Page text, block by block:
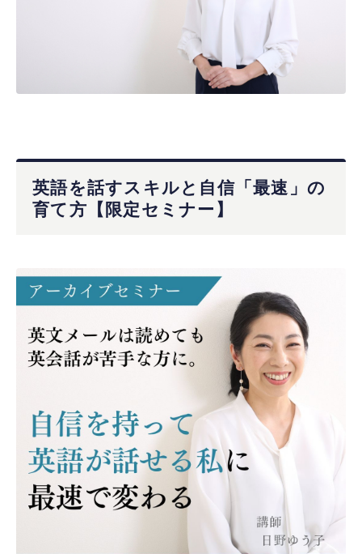
英語を話すスキルと自信「最速」の
育て方【限定セミナー】